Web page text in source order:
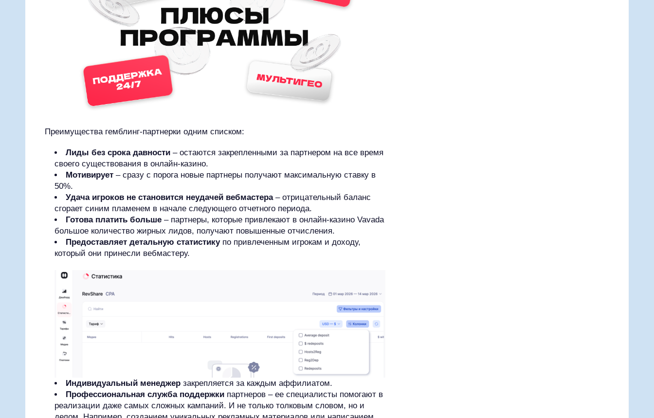
Преимущества гемблинг-партнерки одним списком:
Лиды без срока давности – остаются закрепленными за партнером на все время
своего существования в онлайн-казино.
Мотивирует – сразу с порога новые партнеры получают максимальную ставку в
50%.
Удача игроков не становится неудачей вебмастера– отрицательный баланс
сгорает синим пламенем в начале следующего отчетного периода.
Готова платить больше – партнеры, которые привлекают в онлайн-казино Vavada
большое количество жирных лидов, получают повышенные отчисления.
Предоставляет детальную статистикупо привлеченным игрокам и доходу,
который они принесли вебмастеру.
Индивидуальный менеджер закрепляется за каждым аффилиатом.
Профессиональная служба поддержки партнеров – ее специалисты помогают в
реализации даже самых сложных кампаний. И не только толковым словом, но и